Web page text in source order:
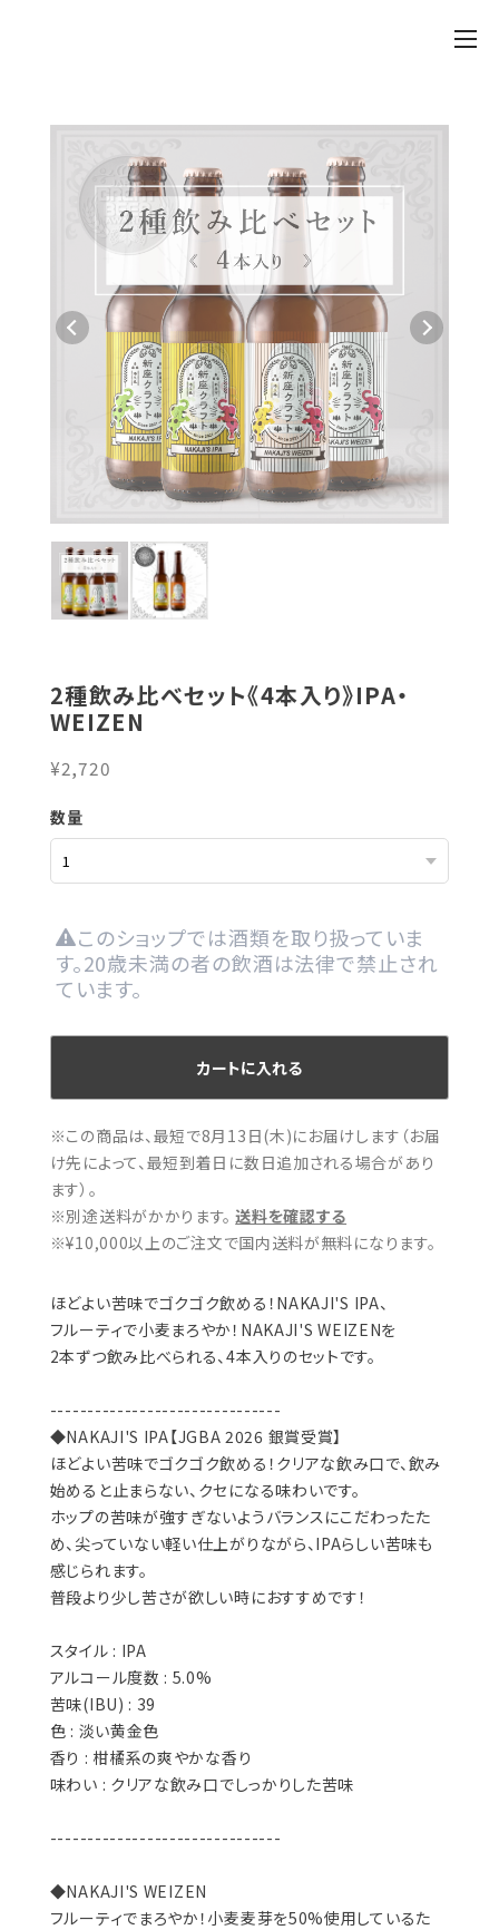
2種飲み比べセット《4本入り》IPA・
WEIZEN
¥2,720
数量
このショップでは酒類を取り扱っていま
す。20歳未満の者の飲酒は法律で禁止され
ています。
カートに入れる
※この商品は、最短で8月13日(木)にお届けします（お届
け先によって、最短到着日に数日追加される場合があり
ます）。
※別途送料がかかります。 送料を確認する
※¥10,000以上のご注文で国内送料が無料になります。
ほどよい苦味でゴクゴク飲める！NAKAJI'S IPA、
フルーティで小麦まろやか！NAKAJI'S WEIZENを
2本ずつ飲み比べられる、4本入りのセットです。
-------------------------------
◆NAKAJI'S IPA【JGBA 2026 銀賞受賞】
ほどよい苦味でゴクゴク飲める！クリアな飲み口で、飲み
始めると止まらない、クセになる味わいです。
ホップの苦味が強すぎないようバランスにこだわったた
め、尖っていない軽い仕上がりながら、IPAらしい苦味も
感じられます。
普段より少し苦さが欲しい時におすすめです！
スタイル : IPA
アルコール度数 : 5.0%
苦味(IBU) : 39
色 : 淡い黄金色
香り : 柑橘系の爽やかな香り
味わい : クリアな飲み口でしっかりした苦味
-------------------------------
◆NAKAJI'S WEIZEN
フルーティでまろやか！小麦麦芽を50%使用しているた